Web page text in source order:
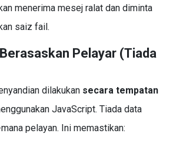
menerima mesej ralat dan diminta
saiz fail.
Pelayar (Tiada
dilakukan secara tempatan
JavaScript. Tiada data
pelayan. Ini memastikan: